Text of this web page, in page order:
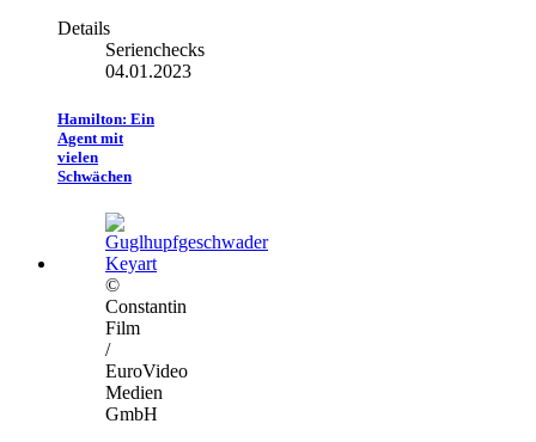
Details
Serienchecks
04.01.2023
Hamilton: Ein
Agent mit
vielen
Schwächen
©
Constantin
Film
/
EuroVideo
Medien
GmbH